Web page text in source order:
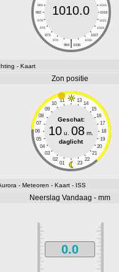
985
1015
982
1018
979
1021
976
1024
973
1027
970
1030
|
964 1036
1010.0
- Kaart
Zon positie
11 13
10
14
09
15
08
16
07
17
06
18
05
19
04
20
03
21
02
22
01 23
Geschat:
10 u.08 m.
daglicht
- Meteoren - Kaart - ISS
Neerslag Vandaag - mm
0.0